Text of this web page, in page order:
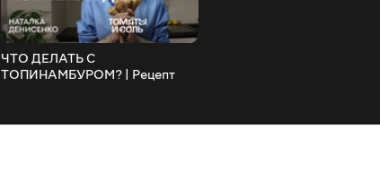
ЧТО ДЕЛАТЬ С
ТОПИНАМБУРОМ? | Рецепт
и Соль??
Соль??